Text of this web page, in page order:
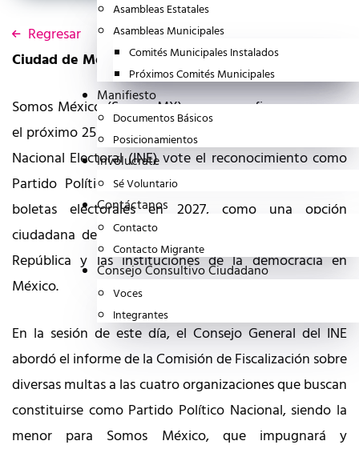
Asambleas Estatales
Asambleas Municipales
Comités Municipales Instalados
Próximos Comités Municipales
Manifiesto
Documentos Básicos
Posicionamientos
Invólucrate
Sé Voluntario
Contáctanos
Contacto
Contacto Migrante
Consejo Consultivo Ciudadano
Voces
Integrantes
Regresar
Ciudad de México, 19 de junio de 2026
Somos México (Somos MX) avanza en firme para que
el próximo 25 de junio el Consejo General del Instituto
Nacional Electoral (INE) vote el reconocimiento como
Partido Político Nacional, con lo cual estará en las
boletas electorales en 2027, como una opción
ciudadana de oposición que luchará por restaurar la
República y las instituciones de la democracia en
México.
En la sesión de este día, el Consejo General del INE
abordó el informe de la Comisión de Fiscalización sobre
diversas multas a las cuatro organizaciones que buscan
constituirse como Partido Político Nacional, siendo la
menor para Somos México, que impugnará y